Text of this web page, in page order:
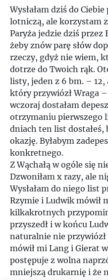
Wysłałam dziś do
lotniczą, ale korzystam
Paryża jedzie dziś przez
żeby znów parę słów
rzeczy, gdyż nie wiem,
dotrze do Twoich rąk.
listy, jeden z 6 bm. – 12,
który przywiózł Wraga
wczoraj dostałam
otrzymaniu pierwszego
dniach ten list dostałeś,
okazję. Byłabym
konkretnego.
Z Wąchałą w ogóle się
Dzwoniłam x razy, ale
Wysłałam do niego list
Rzymie i Ludwik mówił
kilkakrotnych
przyszedł i w końcu
naturalnie nie
mówił mi Lang i Gierat
postępuje z wolna
mniejszą drukarnię i że